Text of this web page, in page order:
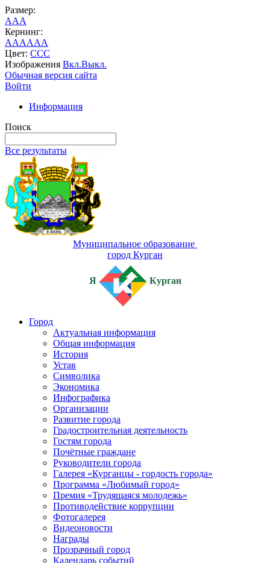
Размер:
AAA
Кернинг:
AAAAAA
Цвет: CCC
Изображения Вкл.Выкл.
Обычная версия сайта
Войти
Информация
Поиск
Все результаты
Муниципальное образование
город Курган
Я Курган
Город
Актуальная информация
Общая информация
История
Устав
Символика
Экономика
Инфографика
Организации
Развитие города
Градостроительная деятельность
Гостям города
Почётные граждане
Руководители города
Галерея «Курганцы - гордость города»
Программа «Любимый город»
Премия «Трудящаяся молодежь»
Противодействие коррупции
Фотогалерея
Видеоновости
Награды
Прозрачный город
Календарь событий